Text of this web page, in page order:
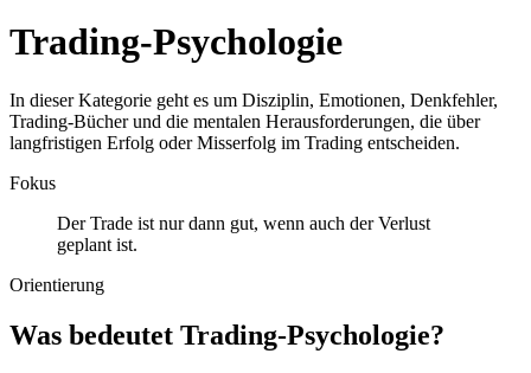
Trading-Psychologie
In dieser Kategorie geht es um Disziplin, Emotionen, Denkfehler,
Trading-Bücher und die mentalen Herausforderungen, die über
langfristigen Erfolg oder Misserfolg im Trading entscheiden.
Fokus
Der Trade ist nur dann gut, wenn auch der Verlust
geplant ist.
Orientierung
Was bedeutet Trading-Psychologie?